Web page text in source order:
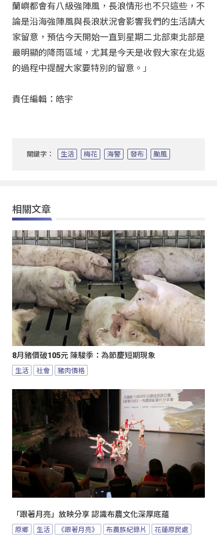
蘭嶼都會有八級強陣風，長浪情形也不只這些，不
論是沿海強陣風與長浪狀況會影響我們的生活請大
家留意，預估今天開始一直到星期二北部東北部是
最明顯的降雨區域，尤其是今天是收假大家在北返
的過程中提醒大家要特別的留意。」
責任編輯：皓宇
關鍵字： 生活 梅花 海警 發布 颱風
相關文章
8月豬價破105元 陳駿季：為節慶短期現象
生活 社會 豬肉價格
「跟著月亮」放映分享 認識布農文化深厚底蘊
原鄉 生活 《跟著月亮》 布農族紀錄片 花蓮原民處